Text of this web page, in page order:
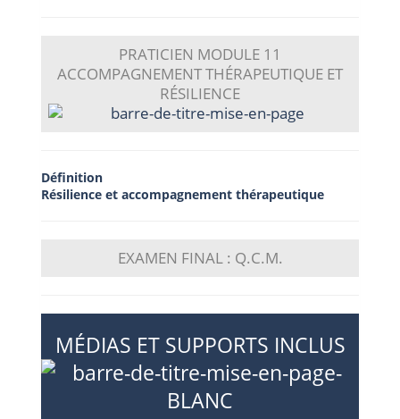
PRATICIEN MODULE 11
ACCOMPAGNEMENT THÉRAPEUTIQUE ET
RÉSILIENCE
Définition
Résilience et accompagnement thérapeutique
EXAMEN FINAL : Q.C.M.
MÉDIAS ET SUPPORTS INCLUS